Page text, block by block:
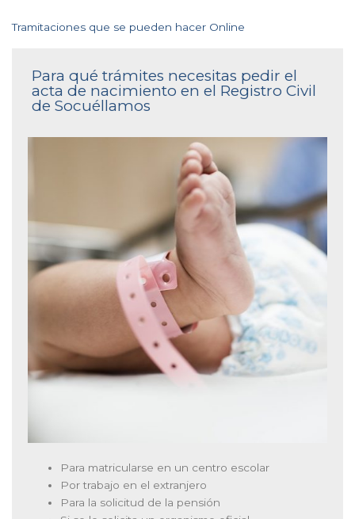
Tramitaciones que se pueden hacer Online
Para qué trámites necesitas pedir el
acta de nacimiento en el Registro Civil
de Socuéllamos
Para matricularse en un centro escolar
Por trabajo en el extranjero
Para la solicitud de la pensión